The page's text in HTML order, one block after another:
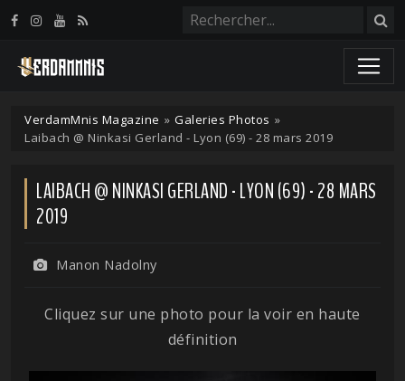
VerdamMnis Magazine » Galeries Photos »
Laibach @ Ninkasi Gerland - Lyon (69) - 28 mars 2019
LAIBACH @ NINKASI GERLAND - LYON (69) - 28 MARS
2019
Manon Nadolny
Cliquez sur une photo pour la voir en haute
définition
Panneau de gestion des cookies